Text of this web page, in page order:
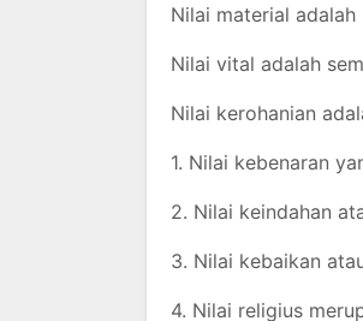
Nilai material
Nilai vital adalah
Nilai kerohanian
1. Nilai kebenaran
2. Nilai keindahan
3. Nilai kebaikan
4. Nilai religius